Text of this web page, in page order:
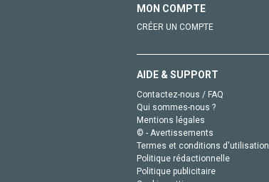
MON COMPTE
CRÉER UN COMPTE
AIDE & SUPPORT
Contactez-nous / FAQ
Qui sommes-nous ?
Mentions légales
© - Avertissements
Termes et conditions d'utilisation
Politique rédactionnelle
Politique publicitaire